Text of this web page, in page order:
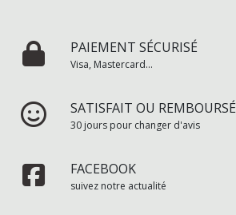
PAIEMENT SÉCURISÉ
Visa, Mastercard...
SATISFAIT OU REMBOURSÉ
30 jours pour changer d'avis
FACEBOOK
suivez notre actualité